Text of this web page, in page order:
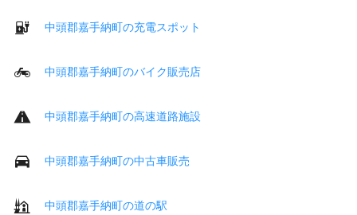
中頭郡嘉手納町の充電スポット
中頭郡嘉手納町のバイク販売店
中頭郡嘉手納町の高速道路施設
中頭郡嘉手納町の中古車販売
中頭郡嘉手納町の道の駅